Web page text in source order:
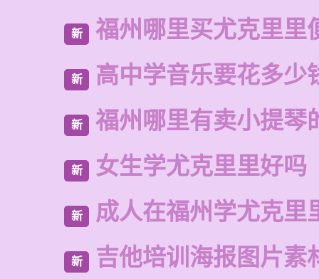
新 福州哪里买尤克里里
新 高中学音乐要花多少
新 福州哪里有卖小提琴
新 女生学尤克里里好吗
新 成人在福州学尤克里
新 吉他培训海报图片素